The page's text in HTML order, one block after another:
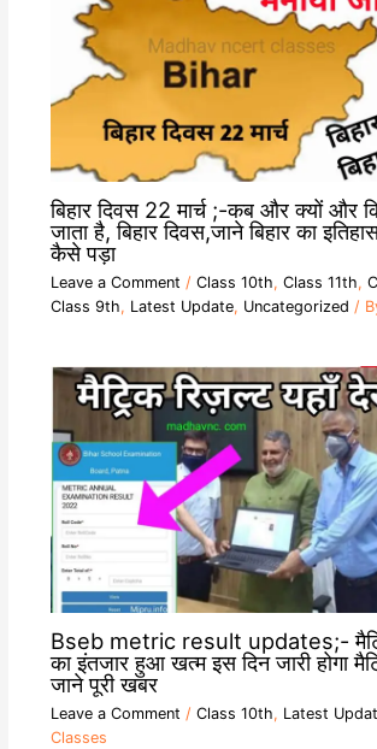
बिहार दिवस 22 मार्च ;-कब और क्यों और
जाता है, बिहार दिवस,जाने बिहार का
कैसे पड़ा
Leave a Comment / Class 10th, Class 11th,
Class 9th, Latest Update, Uncategorized /
Bseb metric result updates;-
का इंतजार हुआ खत्म इस दिन जारी होगा
जाने पूरी खबर
Leave a Comment / Class 10th, Latest
Classes